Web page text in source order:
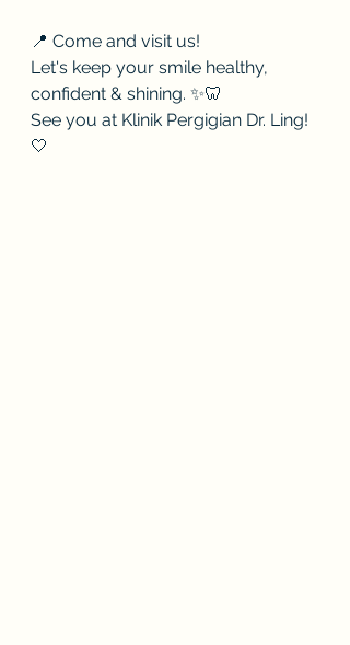
📍 Come and visit us!
Let's keep your smile healthy,
confident & shining. ✨🦷
See you at Klinik Pergigian Dr. Ling!
🤍